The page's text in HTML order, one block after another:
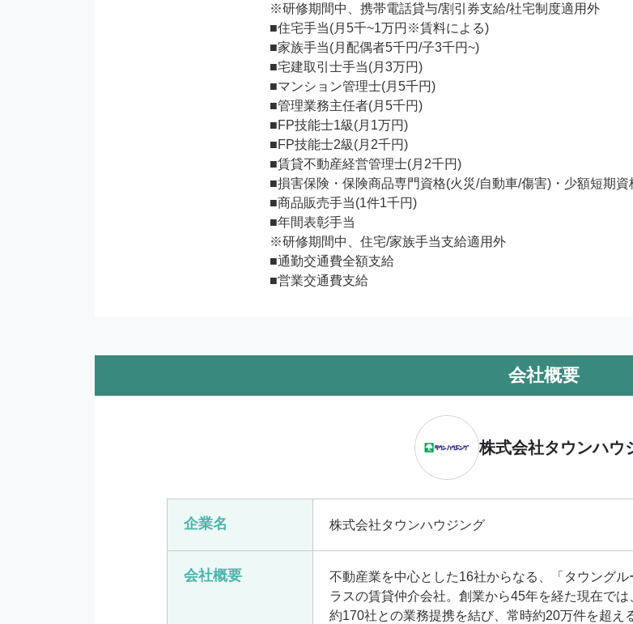
※研修期間中、携帯電話貸与/割引券支給/社宅制度適用外
■住宅手当(月5千~1万円※賃料による)
■家族手当(月配偶者5千円/子3千円~)
■宅建取引士手当(月3万円)
■マンション管理士(月5千円)
■管理業務主任者(月5千円)
■FP技能士1級(月1万円)
■FP技能士2級(月2千円)
■賃貸不動産経営管理士(月2千円)
■損害保険・保険商品専門資格(火災/自動車/傷害)・少額短期
■商品販売手当(1件1千円)
■年間表彰手当
※研修期間中、住宅/家族手当支給適用外
■通勤交通費全額支給
■営業交通費支給
会社概要
株式会社タウンハウ
企業名 株式会社タウンハウジング
会社概要
不動産業を中心とした16社からなる、「タウング
ラスの賃貸仲介会社。創業から45年を経た現在で
約170社との業務提携を結び、常時約20万件を超